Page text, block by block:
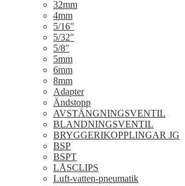
32mm
4mm
5/16"
5/32"
5/8"
5mm
6mm
8mm
Adapter
Ändstopp
AVSTÄNGNINGSVENTIL
BLANDNINGSVENTIL
BRYGGERIKOPPLINGAR JG
BSP
BSPT
LÅSCLIPS
Luft-vatten-pneumatik